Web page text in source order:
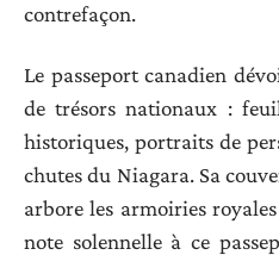
contrefaçon.
Le passeport canadien
de trésors nationaux :
historiques, portraits de
chutes du Niagara. Sa
arbore les armoiries
note solennelle à ce